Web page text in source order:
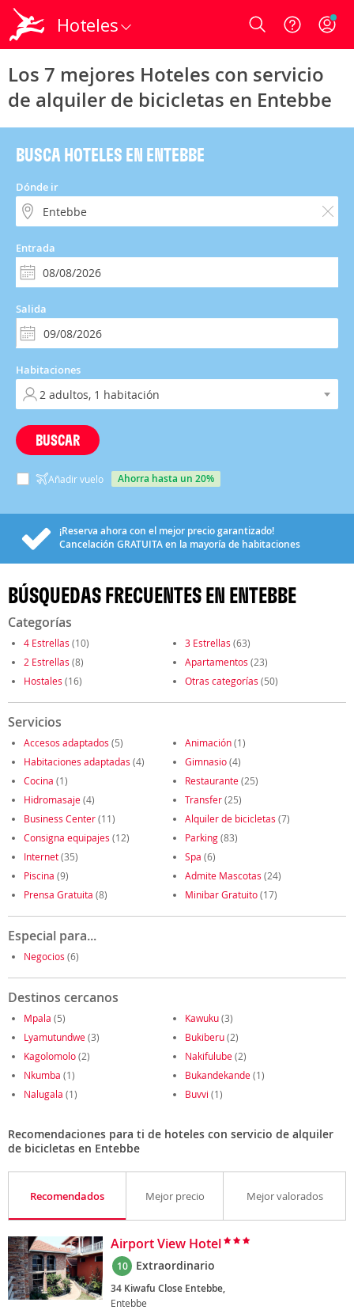
Hoteles Login
Los 7 mejores Hoteles con servicio
de alquiler de bicicletas en Entebbe
BUSCA HOTELES EN ENTEBBE
Dónde ir
Entrada
Salida
Habitaciones
BUSCAR
Añadir vuelo ahorra hasta un 20%
¡Reserva ahora con el mejor precio garantizado!
Cancelación GRATUITAen la mayoría de habitaciones
BÚSQUEDAS FRECUENTES EN ENTEBBE
Categorías
4 Estrellas (10) 3 Estrellas (63)
2 Estrellas (8) Apartamentos (23)
Hostales (16) Otras categorías (50)
Servicios
Accesos adaptados (5) Animación(1)
Habitaciones adaptadas (4) Gimnasio(4)
Cocina (1) Restaurante(25)
Hidromasaje(4) Transfer(25)
Business Center(11) Alquiler de bicicletas (7)
Consigna equipajes (12) Parking(83)
Internet(35) Spa (6)
Piscina (9) Admite Mascotas (24)
Prensa Gratuita (8) Minibar Gratuito(17)
Especial para...
Negocios (6)
Destinos cercanos
Mpala (5) Kawuku(3)
Lyamutundwe(3) Bukiberu(2)
Kagolomolo(2) Nakifulube(2)
Nkumba (1) Bukandekande(1)
Nalugala (1) Buvvi (1)
Recomendaciones para ti de hoteles con servicio de alquiler
de bicicletas en Entebbe
Recomendados Mejor precio Mejor valorados
Airport View Hotel
10 Extraordinario
34 Kiwafu Close Entebbe,
Entebbe